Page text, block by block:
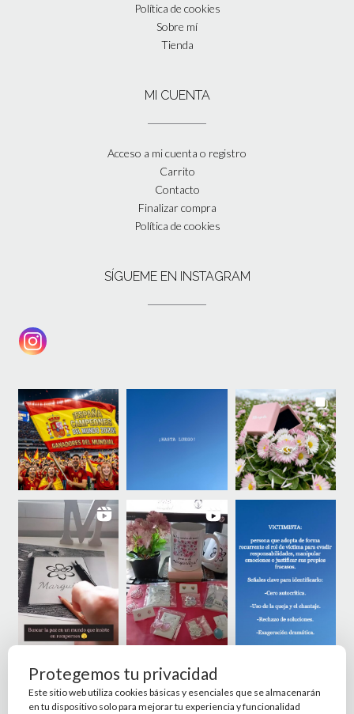
Política de cookies
Sobre mí
Tienda
MI CUENTA
Acceso a mi cuenta o registro
Carrito
Contacto
Finalizar compra
Política de cookies
SÍGUEME EN INSTAGRAM
Protegemos tu privacidad
Este sitio web utiliza cookies básicas y esenciales que se almacenarán
en tu dispositivo solo para mejorar tu experiencia y funcionalidad